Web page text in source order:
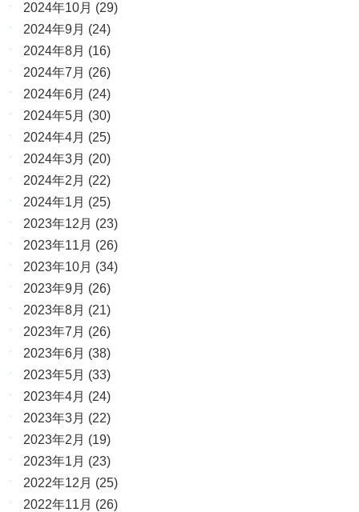
2024年10月 (29)
2024年9月 (24)
2024年8月 (16)
2024年7月 (26)
2024年6月 (24)
2024年5月 (30)
2024年4月 (25)
2024年3月 (20)
2024年2月 (22)
2024年1月 (25)
2023年12月 (23)
2023年11月 (26)
2023年10月 (34)
2023年9月 (26)
2023年8月 (21)
2023年7月 (26)
2023年6月 (38)
2023年5月 (33)
2023年4月 (24)
2023年3月 (22)
2023年2月 (19)
2023年1月 (23)
2022年12月 (25)
2022年11月 (26)